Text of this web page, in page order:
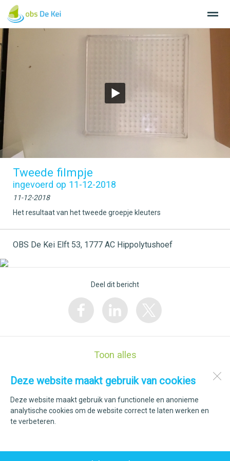
Agenda Bellen
Deze website maakt gebruik van cookies
Deze website maakt gebruik van functionele en anonieme
analytische cookies om de website correct te laten werken en
te verbeteren.
Tweede filmpje
ingevoerd op 11-12-2018
11-12-2018
Het resultaat van het tweede groepje kleuters
OBS De Kei Elft 53, 1777 AC Hippolytushoef
Deel dit bericht
Toon alles
Elft 53
1777 AC
Hippolytushoef